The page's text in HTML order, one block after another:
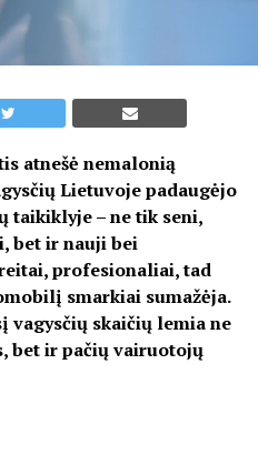
atnešė nemalonią
Lietuvoje padaugėjo
taikiklyje – ne tik seni,
bet ir nauji bei
profesionaliai, tad
smarkiai sumažėja.
vagysčių skaičių lemia ne
bet ir pačių vairuotojų